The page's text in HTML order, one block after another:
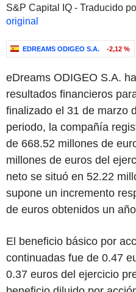
S&P Capital IQ - Traducido
original
EDREAMS ODIGEO S.A. -2,12 %
eDreams ODIGEO S.A.
resultados financieros
finalizado el 31 de marzo
periodo, la compañía
de 668.52 millones de
millones de euros del
neto se situó en 52.22
supone un incremento
de euros obtenidos un
El beneficio básico por
continuadas fue de 0.47
0.37 euros del ejercicio